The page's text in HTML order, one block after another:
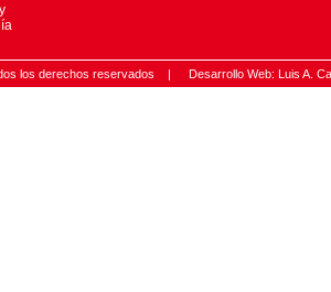
los derechos reservados | Desarrollo Web: Luis